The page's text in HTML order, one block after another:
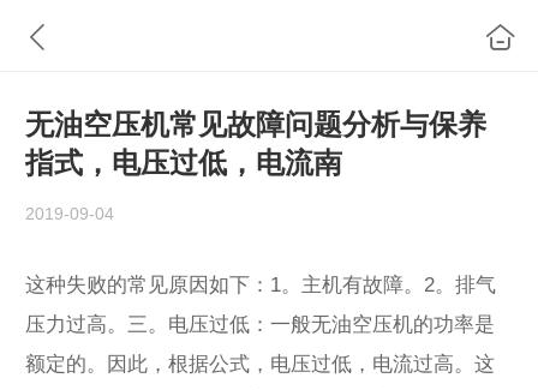
无油空压机常见故障问题分析与保养
指式，电压过低，电流南
2019-09-04
这种失败的常见原因如下：1。主机有故障。2。排气
压力过高。三。电压过低：一般无油空压机的功率是
额定的。因此，根据公式，电压过低，电流过高。这